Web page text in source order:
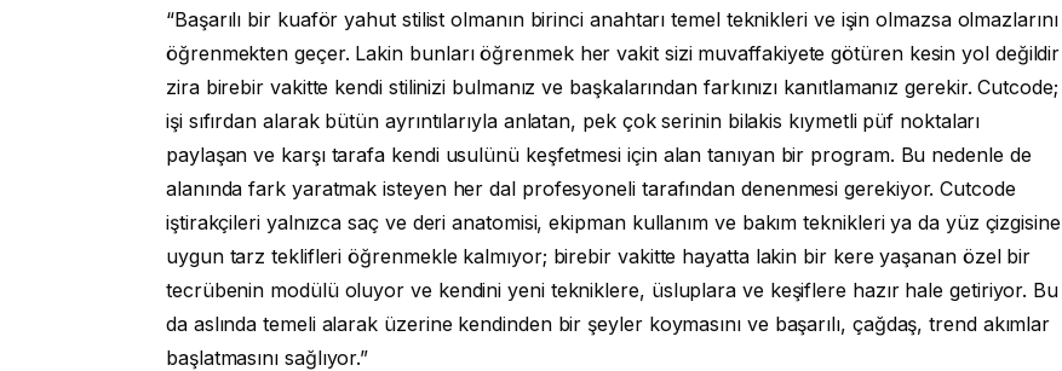
“Başarılı bir kuaför yahut stilist olmanın birinci anahtarı temel teknikleri ve işin olmazsa olmazlarını
öğrenmekten geçer. Lakin bunları öğrenmek her vakit sizi muvaffakiyete götüren kesin yol değildir
zira birebir vakitte kendi stilinizi bulmanız ve başkalarından farkınızı kanıtlamanız gerekir. Cutcode;
işi sıfırdan alarak bütün ayrıntılarıyla anlatan, pek çok serinin bilakis kıymetli püf noktaları
paylaşan ve karşı tarafa kendi usulünü keşfetmesi için alan tanıyan bir program. Bu nedenle de
alanında fark yaratmak isteyen her dal profesyoneli tarafından denenmesi gerekiyor. Cutcode
iştirakçileri yalnızca saç ve deri anatomisi, ekipman kullanım ve bakım teknikleri ya da yüz çizgisine
uygun tarz teklifleri öğrenmekle kalmıyor; birebir vakitte hayatta lakin bir kere yaşanan özel bir
tecrübenin modülü oluyor ve kendini yeni tekniklere, üsluplara ve keşiflere hazır hale getiriyor. Bu
da aslında temeli alarak üzerine kendinden bir şeyler koymasını ve başarılı, çağdaş, trend akımlar
başlatmasını sağlıyor.”